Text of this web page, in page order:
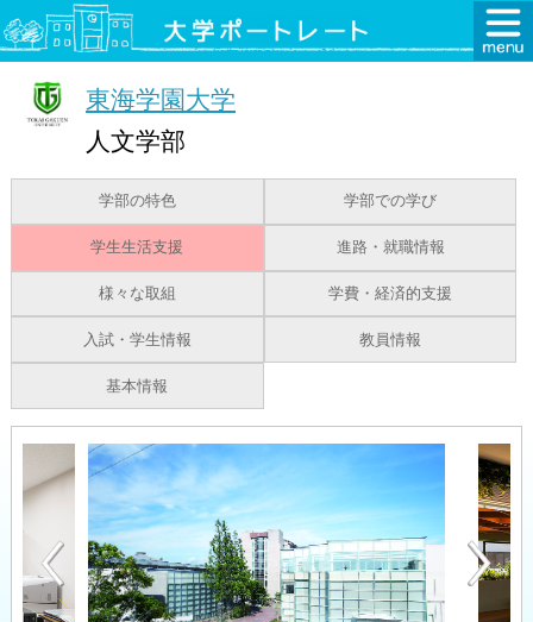
東海学園大学
人文学部
学部の特色 学部での学び
学生生活支援 進路・就職情報
様々な取組 学費・経済的支援
入試・学生情報 教員情報
基本情報